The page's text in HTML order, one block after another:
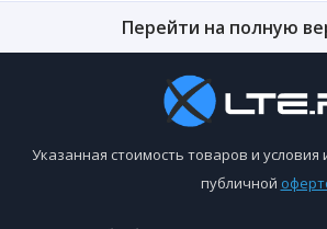
Перейти на полную
Указанная стоимость товаров и
публичной